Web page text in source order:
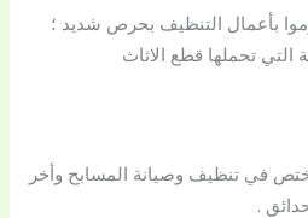
بأعمال التنظيف بحرص شديد ؛
التي تحملها قطع الاثاث
في تنظيف وصيانة المسابح وأخر
.